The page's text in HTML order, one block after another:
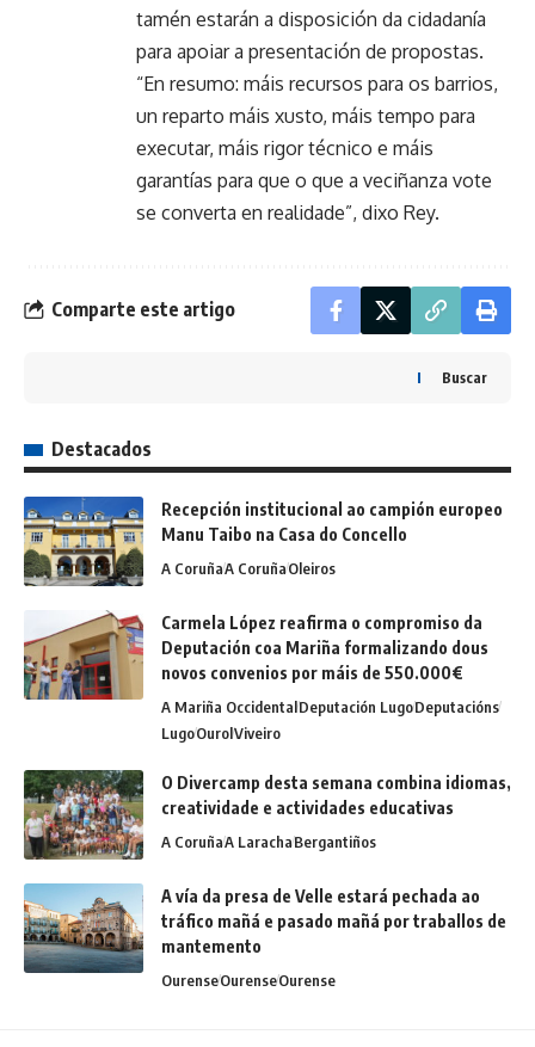
tamén estarán a disposición da cidadanía
para apoiar a presentación de propostas.
“En resumo: máis recursos para os barrios,
un reparto máis xusto, máis tempo para
executar, máis rigor técnico e máis
garantías para que o que a veciñanza vote
se converta en realidade”, dixo Rey.
Comparte este artigo
Buscar
Destacados
Recepción institucional ao campión europeo
Manu Taibo na Casa do Concello
A CoruñaA CoruñaOleiros
Carmela López reafirma o compromiso da
Deputación coa Mariña formalizando dous
novos convenios por máis de 550.000€
A Mariña OccidentalDeputación LugoDeputacións
LugoOurolViveiro
O Divercamp desta semana combina idiomas,
creatividade e actividades educativas
A CoruñaA LarachaBergantiños
A vía da presa de Velle estará pechada ao
tráfico mañá e pasado mañá por traballos de
mantemento
OurenseOurenseOurense